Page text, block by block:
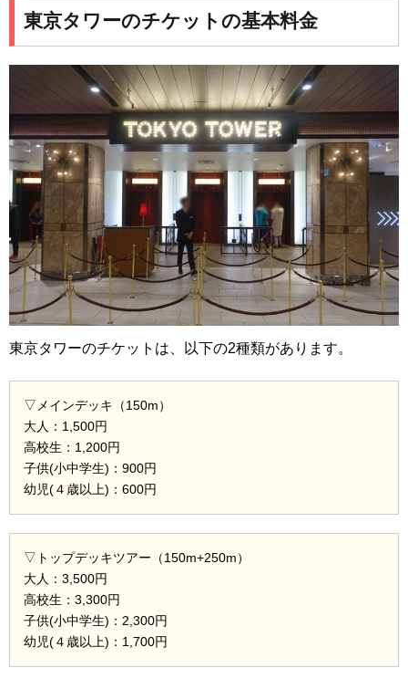
東京タワーのチケットの基本料金
東京タワーのチケットは、以下の2種類があります。
▽メインデッキ（150m）
大人：1,500円
高校生：1,200円
子供(小中学生)：900円
幼児(４歳以上)：600円
▽トップデッキツアー（150m+250m）
大人：3,500円
高校生：3,300円
子供(小中学生)：2,300円
幼児(４歳以上)：1,700円